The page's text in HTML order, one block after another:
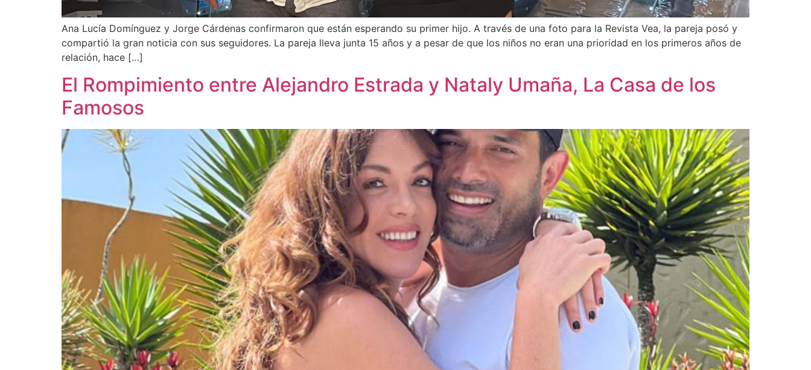
Ana Lucía Domínguez y Jorge Cárdenas confirmaron que están esperando su primer hijo. A través de una foto para la Revista Vea, la pareja posó y
compartió la gran noticia con sus seguidores. La pareja lleva junta 15 años y a pesar de que los niños no eran una prioridad en los primeros años de
relación, hace […]
El Rompimiento entre Alejandro Estrada y Nataly Umaña, La Casa de los
Famosos